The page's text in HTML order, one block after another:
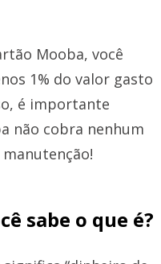
Mooba, você
1% do valor gasto
é importante
não cobra nenhum
sabe o que é?